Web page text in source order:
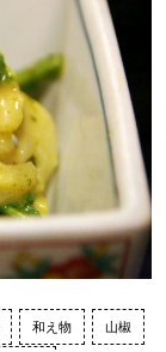
和え物 山椒